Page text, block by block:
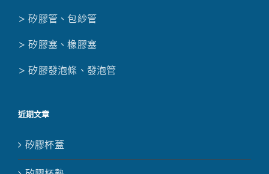
> 矽膠管、包紗管
> 矽膠塞、橡膠塞
> 矽膠發泡條、發泡管
近期文章
矽膠杯蓋